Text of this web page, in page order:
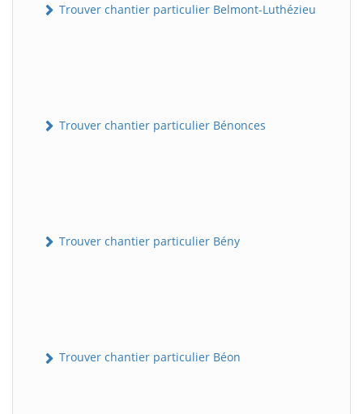
Trouver chantier particulier Belmont-Luthézieu
Trouver chantier particulier Bénonces
Trouver chantier particulier Bény
Trouver chantier particulier Béon